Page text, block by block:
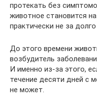
протекать без
животное становится
практически не за
До этого времени
возбудитель
И именно из-за этого,
течение десяти дней с
не может.